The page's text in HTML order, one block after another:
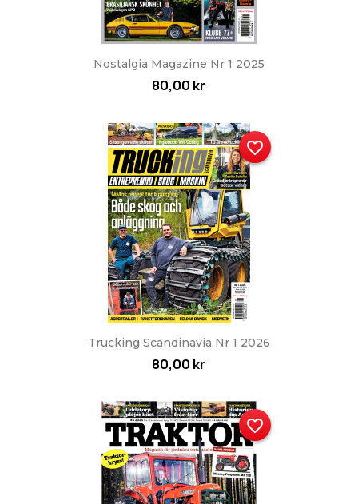
Nostalgia Magazine Nr 1 2025
80,00 kr
Trucking Scandinavia Nr 1 2026
80,00 kr
favorite_border
favorite_border